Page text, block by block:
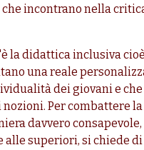
incontrano nella
la didattica inclusiva
una reale
dei giovani e
Per combattere
davvero
alle superiori, si chiede